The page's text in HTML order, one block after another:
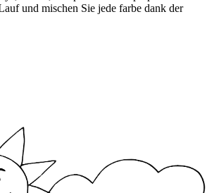
und mischen Sie jede farbe dank der